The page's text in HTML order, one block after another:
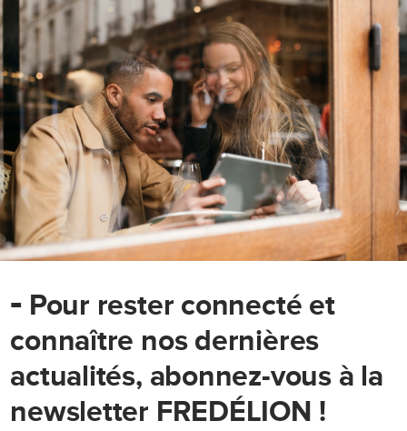
- Pour rester connecté et
connaître nos dernières
actualités, abonnez-vous à la
newsletter FREDÉLION !